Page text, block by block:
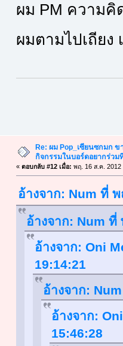
ผม PM ความคิ
ผมตามไปเถียง
Re: ผม Pop_เซียนซกมก
กิจกรรมในบอร์ดอยากร่วม
« ตอบกลับ #12 เมื่อ: พฤ. 16 ส.ค. 2012
อ้างจาก: Num ที่
อ้างจาก: Num ที่
อ้างจาก: Oni
19:14:21
อ้างจาก:
อ้างจาก:
15:46:28